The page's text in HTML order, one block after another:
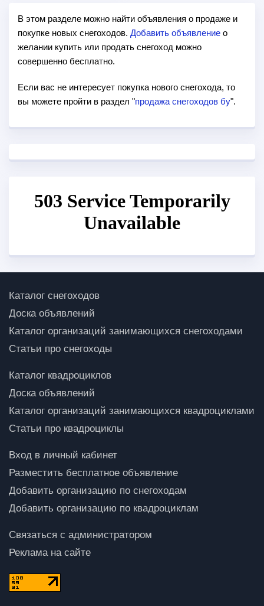
В этом разделе можно найти объявления о продаже и
покупке новых снегоходов. Добавить объявление о
желании купить или продать снегоход можно
совершенно бесплатно.
Если вас не интересует покупка нового снегохода, то
вы можете пройти в раздел "продажа снегоходов бу".
Каталог снегоходов
Доска объявлений
Каталог организаций занимающихся снегоходами
Статьи про снегоходы
Каталог квадроциклов
Доска объявлений
Каталог организаций занимающихся квадроциклами
Статьи про квадроциклы
Вход в личный кабинет
Разместить бесплатное объявление
Добавить организацию по снегоходам
Добавить организацию по квадроциклам
Связаться с администратором
Реклама на сайте